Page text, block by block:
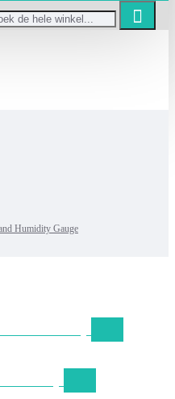
Humidity Gauge